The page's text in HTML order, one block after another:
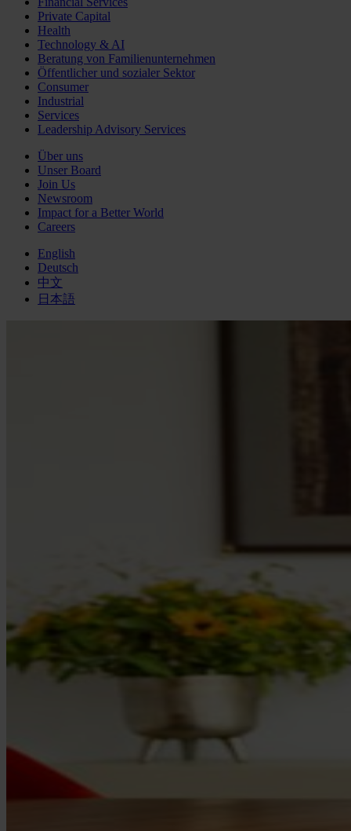
Private Capital
Health
Technology & AI
Beratung von Familienunternehmen
Öffentlicher und sozialer Sektor
Consumer
Industrial
Services
Leadership Advisory Services
Über uns
Unser Board
Join Us
Newsroom
Impact for a Better World
Careers
English
Deutsch
中文
日本語